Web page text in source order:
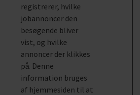
registrerer, hvilke
jobannoncer den
besøgende bliver
vist, og hvilke
annoncer der klikkes
på. Denne
information bruges
af hjemmesiden til at